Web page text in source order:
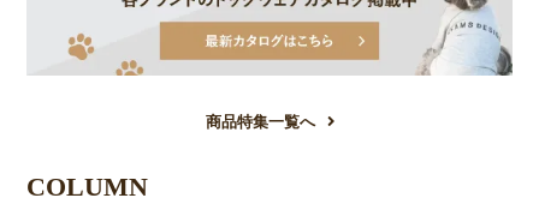
商品特集一覧へ
COLUMN